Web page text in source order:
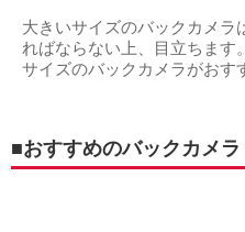
大きいサイズのバックカメラ
ればならない上、目立ちます
サイズのバックカメラがおす
■おすすめのバックカメ